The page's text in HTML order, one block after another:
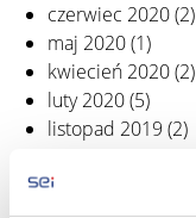
czerwiec 2020(2)
maj 2020(1)
kwiecień 2020(2)
luty 2020(5)
listopad 2019 (2)
wrzesień 2019